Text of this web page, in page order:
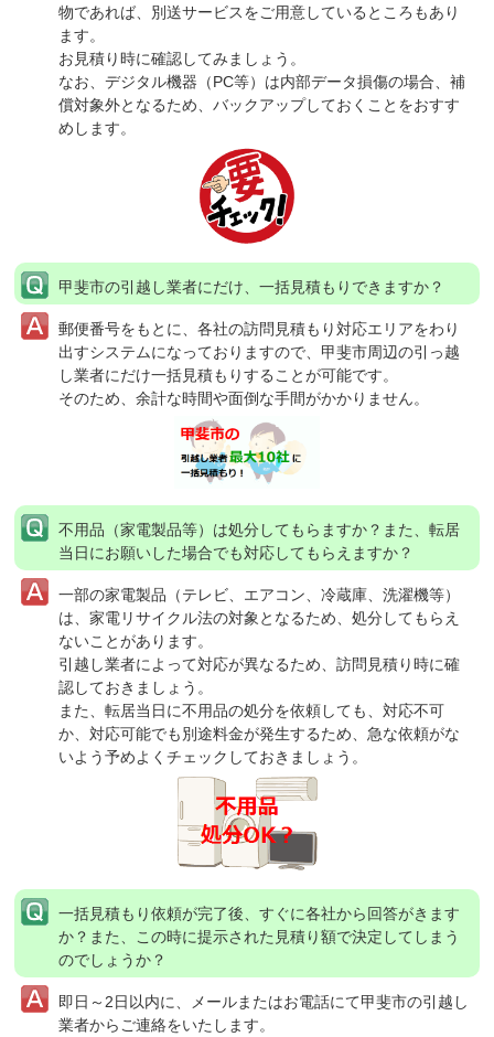
物であれば、別送サービスをご用意しているところもあり
ます。
お見積り時に確認してみましょう。
なお、デジタル機器（PC等）は内部データ損傷の場合、補
償対象外となるため、バックアップしておくことをおすす
めします。
甲斐市の引越し業者にだけ、一括見積もりできますか？
郵便番号をもとに、各社の訪問見積もり対応エリアをわり
出すシステムになっておりますので、甲斐市周辺の引っ越
し業者にだけ一括見積もりすることが可能です。
そのため、余計な時間や面倒な手間がかかりません。
不用品（家電製品等）は処分してもらますか？ また、転居
当日にお願いした場合でも対応してもらえますか？
一部の家電製品（テレビ、エアコン、冷蔵庫、洗濯機等）
は、家電リサイクル法の対象となるため、処分してもらえ
ないことがあります。
引越し業者によって対応が異なるため、訪問見積り時に確
認しておきましょう。
また、転居当日に不用品の処分を依頼しても、対応不可
か、対応可能でも別途料金が発生するため、急な依頼がな
いよう予めよくチェックしておきましょう。
一括見積もり依頼が完了後、すぐに各社から回答がきます
か？ また、この時に提示された見積り額で決定してしまう
のでしょうか？
即日～2日以内に、メールまたはお電話にて甲斐市の引越し
業者からご連絡をいたします。